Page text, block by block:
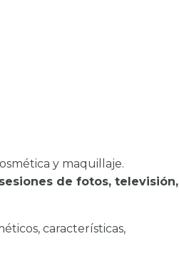
y maquillaje.
de fotos, televisión,
características,